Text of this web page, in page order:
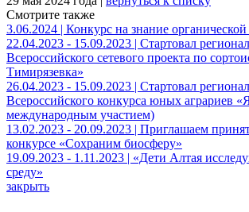
Смотрите также
3.06.2024 | Конкурс на знание
22.04.2023 - 15.09.2023 | Стартовал
Всероссийского сетевого проекта по
Тимирязевка»
26.04.2023 - 15.09.2023 | Стартовал
Всероссийского конкурса юных аграриев
международным участием)
13.02.2023 - 20.09.2023 | Приглашаем
конкурсе «Сохраним биосферу»
19.09.2023 - 1.11.2023 | «Дети Алтая
среду»
закрыть